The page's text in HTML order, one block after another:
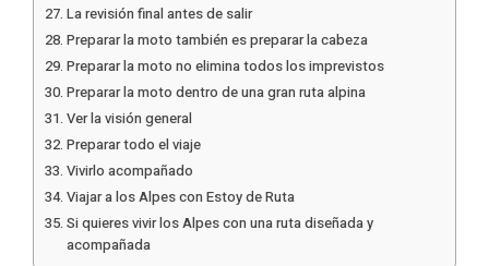
La revisión final antes de salir
Preparar la moto también es preparar la cabeza
Preparar la moto no elimina todos los imprevistos
Preparar la moto dentro de una gran ruta alpina
Ver la visión general
Preparar todo el viaje
Vivirlo acompañado
Viajar a los Alpes con Estoy de Ruta
Si quieres vivir los Alpes con una ruta diseñada y
acompañada